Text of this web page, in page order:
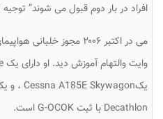
افراد در بار دوم قبول می شوند” توجیه
می در اکتبر ۲۰۰۶ مجوز
Decathlon با ثبت G-OCOK است.